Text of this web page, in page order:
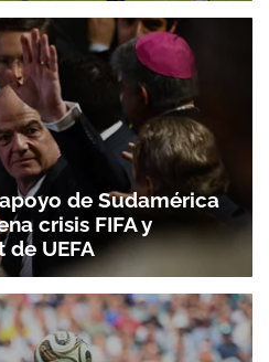
de Sudamérica
crisis FIFA y
UEFA